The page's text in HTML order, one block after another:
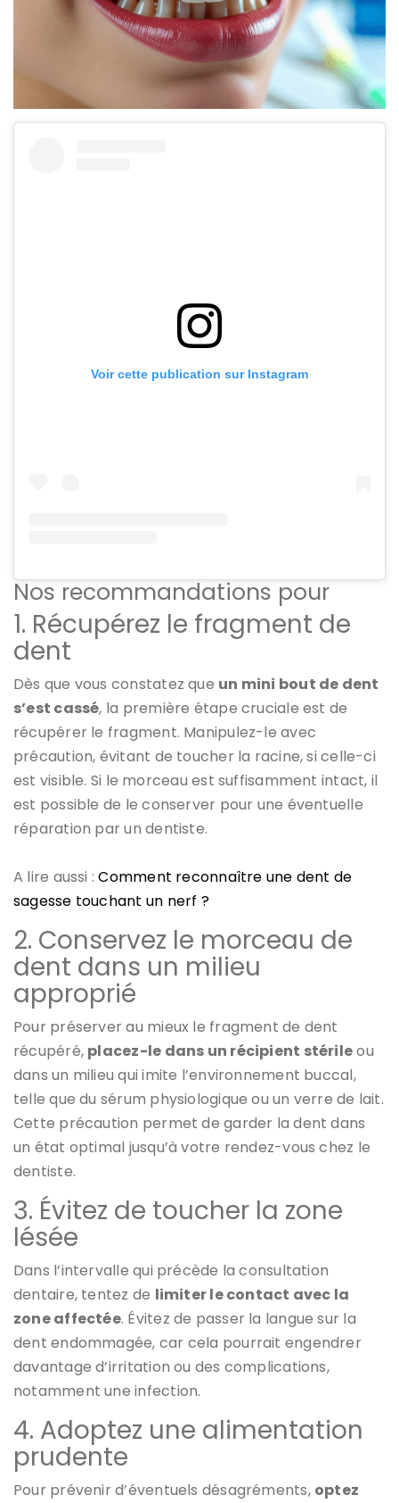
Voir cette publication sur Instagram
Nos recommandations pour
1. Récupérez le fragment de
dent
Dès que vous constatez que un mini bout de dent
s’est cassé, la première étape cruciale est de
récupérer le fragment. Manipulez-le avec
précaution, évitant de toucher la racine, si celle-ci
est visible. Si le morceau est suffisamment intact, il
est possible de le conserver pour une éventuelle
réparation par un dentiste.
A lire aussi :Comment reconnaître une dent de
sagesse touchant un nerf ?
2. Conservez le morceau de
dent dans un milieu
approprié
Pour préserver au mieux le fragment de dent
récupéré, placez-le dans un récipient stérileou
dans un milieu qui imite l’environnement buccal,
telle que du sérum physiologique ou un verre de lait.
Cette précaution permet de garder la dent dans
un état optimal jusqu’à votre rendez-vous chez le
dentiste.
3. Évitez de toucher la zone
lésée
Dans l’intervalle qui précède la consultation
dentaire, tentez de limiter le contact avec la
zone affectée. Évitez de passer la langue sur la
dent endommagée, car cela pourrait engendrer
davantage d’irritation ou des complications,
notamment une infection.
4. Adoptez une alimentation
prudente
Pour prévenir d’éventuels désagréments, optez